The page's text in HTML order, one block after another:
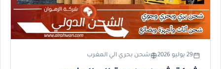
29 يوليو 2026 شحن بحري الي المغرب